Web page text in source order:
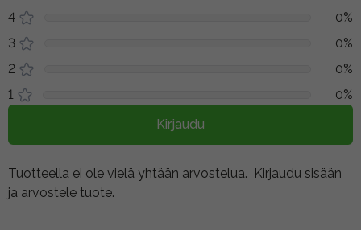
4
0%
3
0%
2
0%
1
0%
Kirjaudu
Tuotteella ei ole vielä yhtään arvostelua. Kirjaudu sisään
ja arvostele tuote.